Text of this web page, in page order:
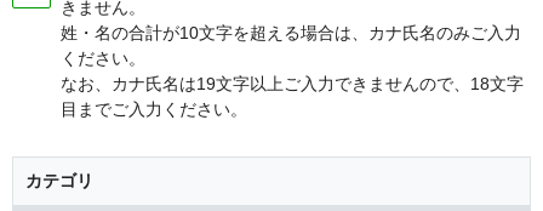
きません。
姓・名の合計が10文字を超える場合は、カナ氏名のみご入力
ください。
なお、カナ氏名は19文字以上ご入力できませんので、18文字
目までご入力ください。
カテゴリ